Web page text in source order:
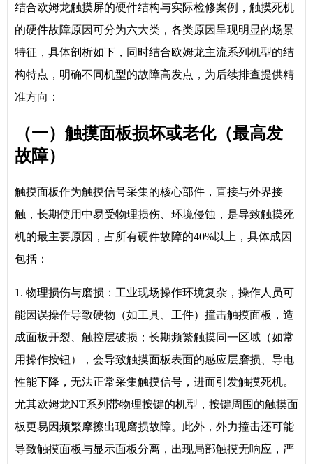
结合欧姆龙触摸屏的硬件结构与实际检修案例，触摸死机
的硬件故障原因可分为六大类，各类原因呈现明显的场景
特征，具体剖析如下，同时结合欧姆龙主流系列机型的结
构特点，明确不同机型的故障高发点，为后续排查提供精
准方向：
（一）触摸面板损坏或老化（最高发
故障）
触摸面板作为触摸信号采集的核心部件，直接与外界接
触，长期使用中易受物理损伤、环境侵蚀，是导致触摸死
机的最主要原因，占所有硬件故障的40%以上，具体成因
包括：
1. 物理损伤与磨损：工业现场操作环境复杂，操作人员可
能因误操作导致硬物（如工具、工件）撞击触摸面板，造
成面板开裂、触控层破损；长期频繁触摸同一区域（如常
用操作按钮），会导致触摸面板表面的感应层磨损、导电
性能下降，无法正常采集触摸信号，进而引发触摸死机。
尤其欧姆龙NT系列带物理按键的机型，按键周围的触摸面
板更易因频繁摩擦出现磨损故障。此外，外力撞击还可能
导致触摸面板与显示面板分离，出现局部触摸无响应，严